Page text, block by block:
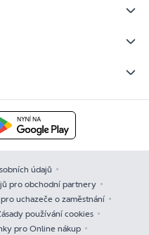
údajů
pro obchodní partnery
uchazeče o zaměstnání
používání cookies
pro Online nákup